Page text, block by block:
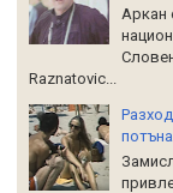
Аркан
Raznatoviс...